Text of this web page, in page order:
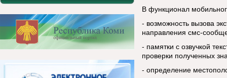
В функционал
- возможность вызова
направления смс-
- памятки с озвучкой
проверки полученных
- определение